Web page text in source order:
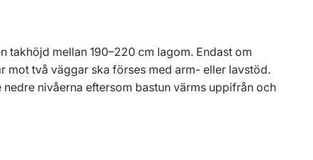
takhöjd mellan 190–220 cm lagom. Endast om
mot två väggar ska förses med arm- eller lavstöd.
nivåerna eftersom bastun värms uppifrån och